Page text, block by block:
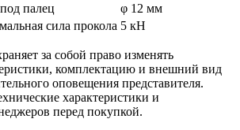
палец
φ 12 мм
сила прокола 5 кН
за собой право изменять
комплектацию и внешний вид
оповещения представителя.
характеристики и
перед покупкой.